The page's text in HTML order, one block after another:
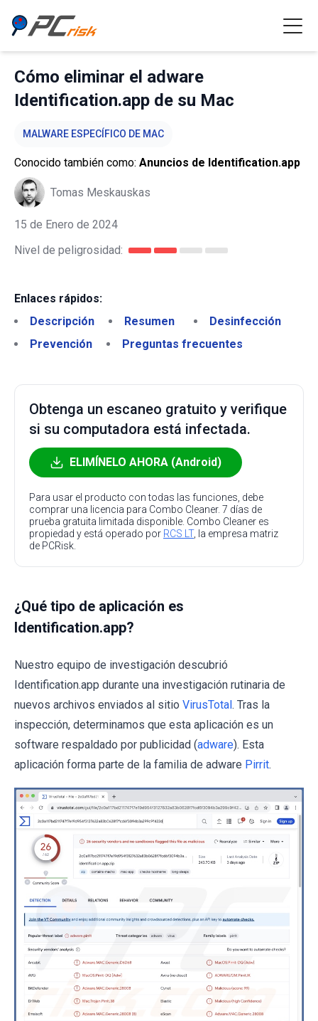
Cómo eliminar el adware
Identification.app de su Mac
MALWARE ESPECÍFICO DE MAC
Conocido también como: Anuncios de Identification.app
Tomas Meskauskas
15 de Enero de 2024
Nivel de peligrosidad:
Enlaces rápidos:
Descripción
Resumen
Desinfección
Prevención
Preguntas frecuentes
Obtenga un escaneo gratuito y verifique
si su computadora está infectada.
ELIMÍNELO AHORA (Android)
Para usar el producto con todas las funciones, debe
comprar una licencia para Combo Cleaner. 7 días de
prueba gratuita limitada disponible. Combo Cleaner es
propiedad y está operado por RCS LT, la empresa matriz
de PCRisk.
¿Qué tipo de aplicación es
Identification.app?
Nuestro equipo de investigación descubrió
Identification.app durante una investigación rutinaria de
nuevos archivos enviados al sitio VirusTotal. Tras la
inspección, determinamos que esta aplicación es un
software respaldado por publicidad (adware). Esta
aplicación forma parte de la familia de adware Pirrit.